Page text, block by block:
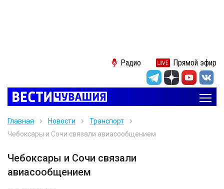
Радио Прямой эфир
Главная Новости
Транспорт
Чебоксары и Сочи связали авиасообщением
Чебоксары и Сочи связали
авиасообщением